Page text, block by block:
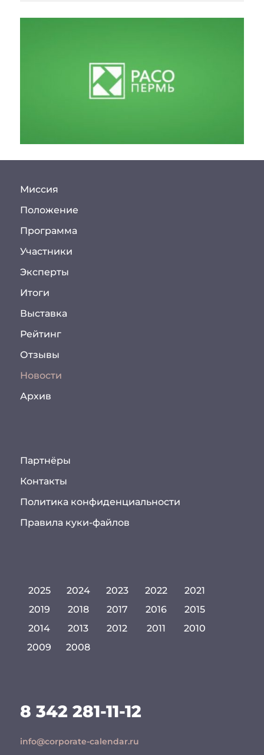
Миссия
Положение
Программа
Участники
Эксперты
Итоги
Выставка
Рейтинг
Отзывы
Новости
Архив
Партнёры
Контакты
Политика конфиденциальности
Правила куки-файлов
2025 2024 2023 2022
2021
2019
2018 2017 2016
2015
2014
2013 2012 2011
2010
2009
2008
8 342 281-11-12
info@corporate-calendar.ru